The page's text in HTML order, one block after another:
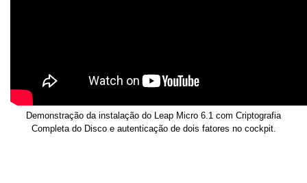
Demonstração da instalação do Leap Micro 6.1 com Criptografia
Completa do Disco e autenticação de dois fatores no cockpit.